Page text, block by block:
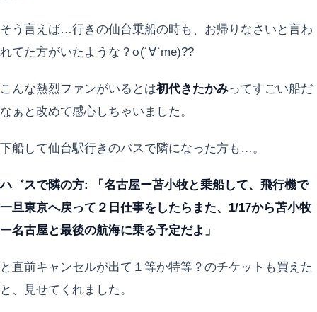
そう言えば…行きの仙台乗船の時も、お帰りなさいと言わ
れてた方がいたような？σ(´∀`me)??
こんな熱烈ファンがいるとは初代きたかみってすごい船だ
なぁと改めて感心しちゃいました。
下船して仙台駅行きのバスで隣になった方も…。
ハ゛スで隣の方: 「名古屋ー苫小牧と乗船して、飛行機で
一旦東京へ戻って２日仕事をしたらまた、1/17から苫小牧
ー名古屋と最後の航海に乗る予定だよ」
と直前キャンセルが出て１等か特等？のチケットも買えた
と、見せてくれました。